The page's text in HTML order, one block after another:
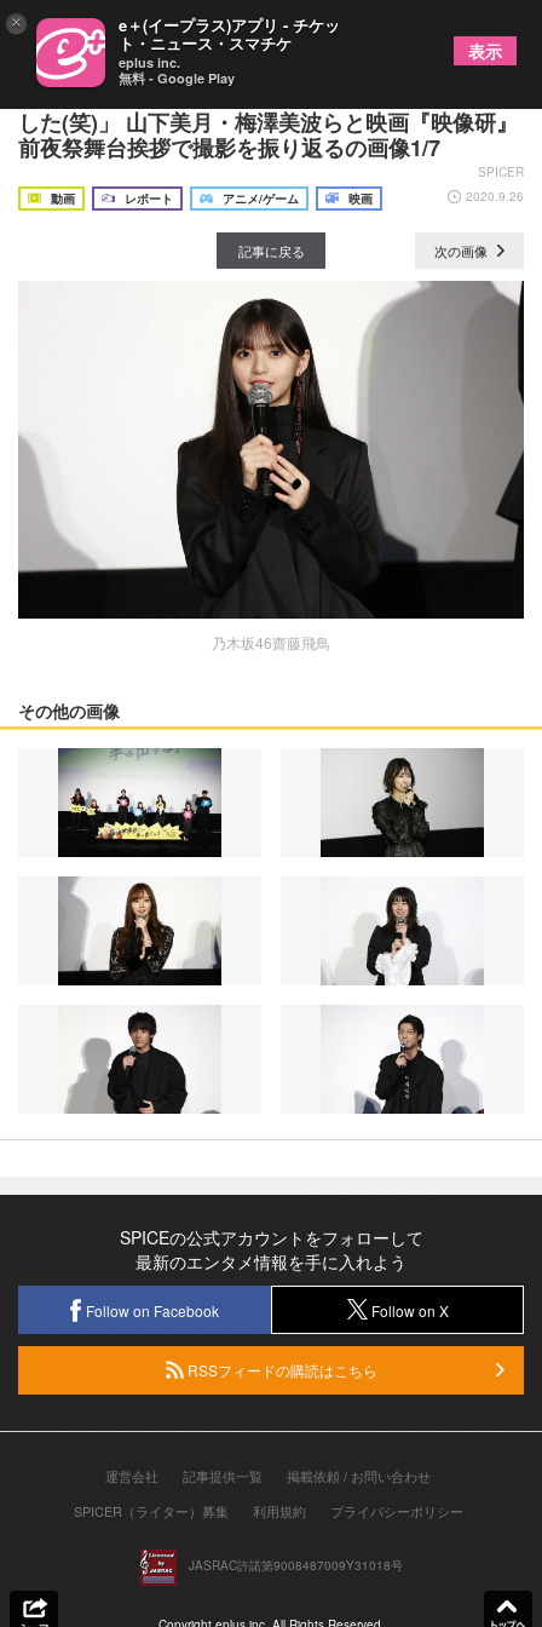
乃木坂46齋藤飛鳥「監督と打ち解けるまでが大変で
した(笑)」 山下美月・梅澤美波らと映画『映像研』
前夜祭舞台挨拶で撮影を振り返るの画像1/7
SPICER
動画
レポート アニメ/ゲーム 映画 2020.9.26
記事に戻る 次の画像
乃木坂46齋藤飛鳥
その他の画像
SPICEの公式アカウントをフォローして
最新のエンタメ情報を手に入れよう
Follow on Facebook Follow on X
RSSフィードの購読はこちら
運営会社 記事提供一覧
掲載依頼 / お問い合わせ
SPICER（ライター）募集
利用規約 プライバシーポリシー
JASRAC許諾第9008487009Y31018号
× e＋(イープラス)アプリ - チケッ
ト・ニュース・スマチケ
eplus inc.
無料 - Google Play
表示